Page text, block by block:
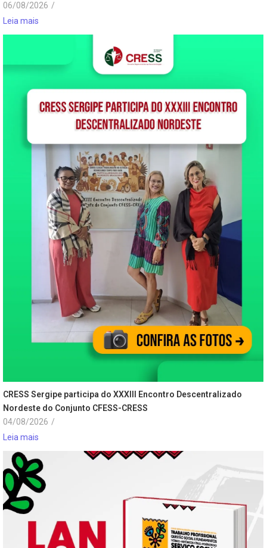
06/08/2026 /
Leia mais
CRESS Sergipe participa do XXXIII Encontro Descentralizado
Nordeste do Conjunto CFESS-CRESS
04/08/2026 /
Leia mais